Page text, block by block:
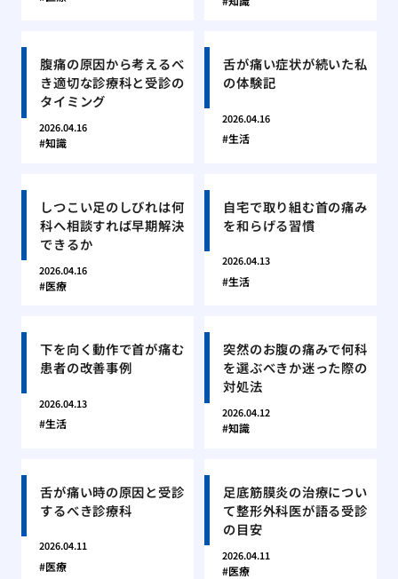
腹痛の原因から考えるべ
き適切な診療科と受診の
タイミング
2026.04.16
知識
舌が痛い症状が続いた私
の体験記
2026.04.16
生活
しつこい足のしびれは何
科へ相談すれば早期解決
できるか
2026.04.16
医療
自宅で取り組む首の痛み
を和らげる習慣
2026.04.13
生活
下を向く動作で首が痛む
患者の改善事例
2026.04.13
生活
突然のお腹の痛みで何科
を選ぶべきか迷った際の
対処法
2026.04.12
知識
舌が痛い時の原因と受診
するべき診療科
2026.04.11
医療
足底筋膜炎の治療につい
て整形外科医が語る受診
の目安
2026.04.11
医療